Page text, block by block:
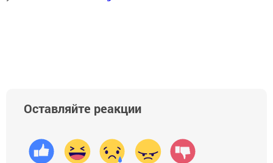
Оставляйте реакции